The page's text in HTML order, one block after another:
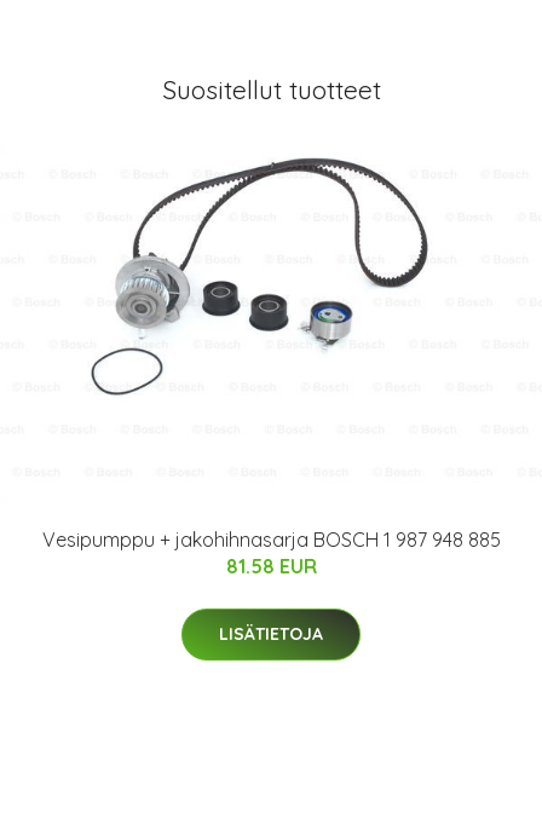
Suositellut tuotteet
Vesipumppu + jakohihnasarja BOSCH 1 987 948 885
81.58 EUR
LISÄTIETOJA